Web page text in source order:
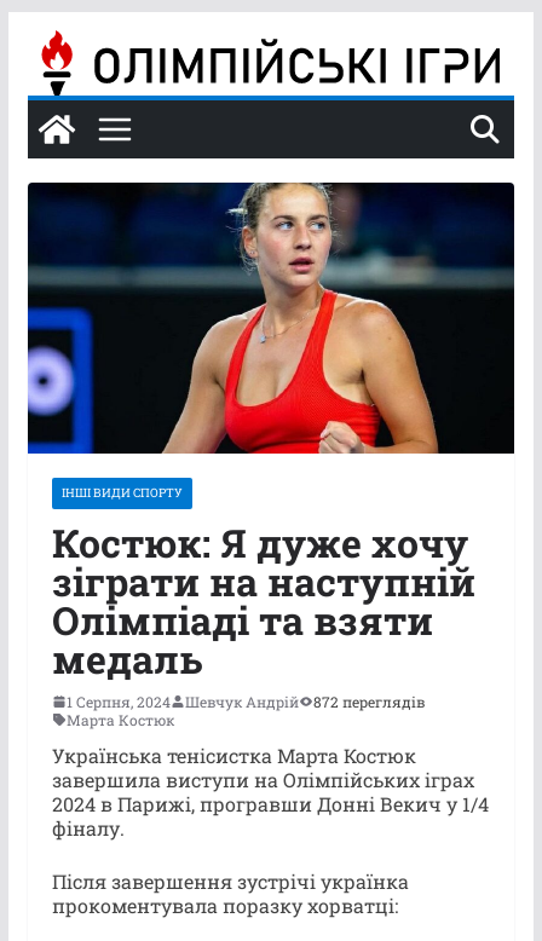
вмісту
ІНШІ ВИДИ СПОРТУ
Костюк: Я дуже хочу
зіграти на наступній
Олімпіаді та взяти
медаль
1 Серпня, 2024 Шевчук Андрій
872 переглядів
Марта Костюк
Українська тенісистка Марта Костюк
завершила виступи на Олімпійських іграх
2024 в Парижі, програвши Донні Векич у 1/4
фіналу.
Після завершення зустрічі українка
прокоментувала поразку хорватці: